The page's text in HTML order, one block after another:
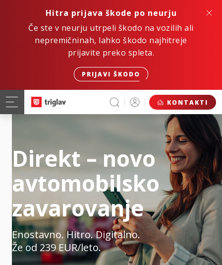
Hitra prijava škode po neurju
Če ste v neurju utrpeli škodo na vozilih ali
nepremičninah, lahko škodo najhitreje
prijavite preko spleta.
PRIJAVI ŠKODO
KONTAKTI
Direkt – novo
avtomobilsko
zavarovanje
Enostavno. Hitro. Digitalno.
Že od 239 EUR/leto.